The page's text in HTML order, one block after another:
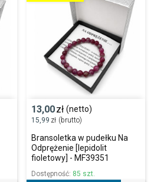
13,00zł (netto)
15,99 zł (brutto)
Bransoletka w pudełku Na
Odprężenie [lepidolit
fioletowy] - MF39351
Dostępność: 85 szt.